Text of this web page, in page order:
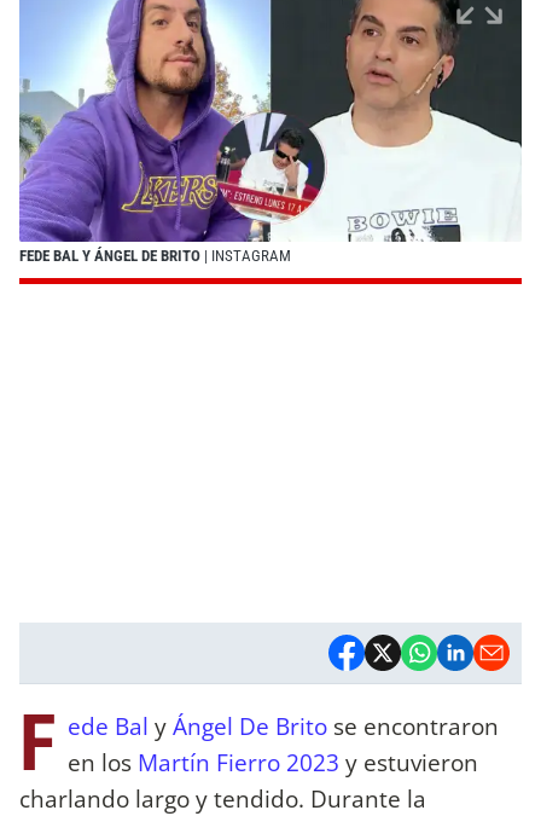
FEDE BAL Y ÁNGEL DE BRITO | INSTAGRAM
F ede Bal yÁngel De Brito se encontraron
en los Martín Fierro 2023 y estuvieron
charlando largo y tendido. Durante la